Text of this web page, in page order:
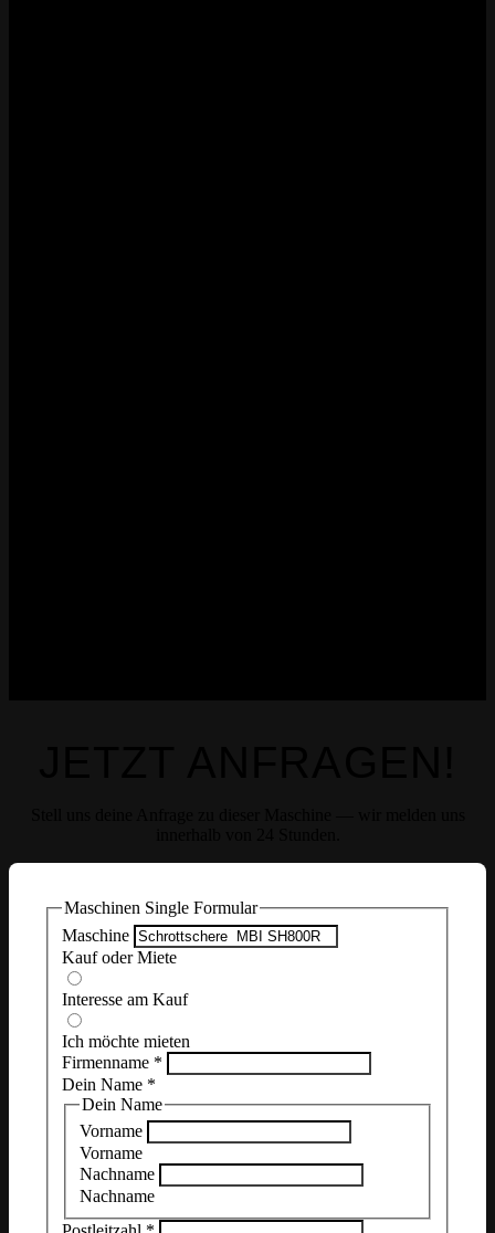
Maschinen Single Formular
Maschine
Kauf oder Miete
Interesse am Kauf
Ich möchte mieten
Firmenname *
Dein Name *
Dein Name
Vorname
Vorname
Nachname
Nachname